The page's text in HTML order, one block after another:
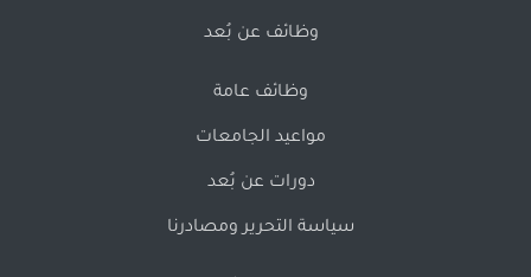
وظائف عن بُعد
وظائف عامة
مواعيد الجامعات
دورات عن بُعد
سياسة التحرير ومصادرنا